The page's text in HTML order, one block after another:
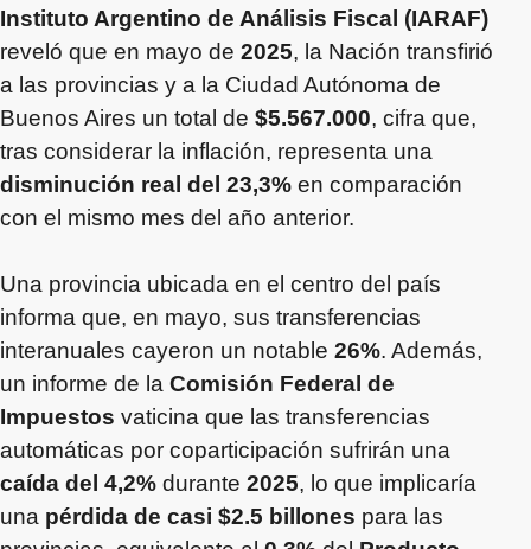
Instituto Argentino de Análisis Fiscal (IARAF)
reveló que en mayo de 2025, la Nación transfirió
a las provincias y a la Ciudad Autónoma de
Buenos Aires un total de $5.567.000, cifra que,
tras considerar la inflación, representa una
disminución real del 23,3% en comparación
con el mismo mes del año anterior.
Una provincia ubicada en el centro del país
informa que, en mayo, sus transferencias
interanuales cayeron un notable 26%. Además,
un informe de la Comisión Federal de
Impuestos vaticina que las transferencias
automáticas por coparticipación sufrirán una
caída del 4,2% durante 2025, lo que implicaría
una pérdida de casi $2.5 billones para las